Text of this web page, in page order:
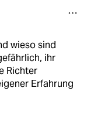
wieso sind
ihr
Richter
Erfahrung